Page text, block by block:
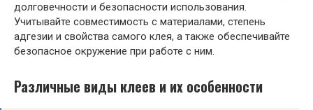
долговечности и безопасности использования.
Учитывайте совместимость с материалами, степень
адгезии и свойства самого клея, а также обеспечивайте
безопасное окружение при работе с ним.
Различные виды клеев и их особенности